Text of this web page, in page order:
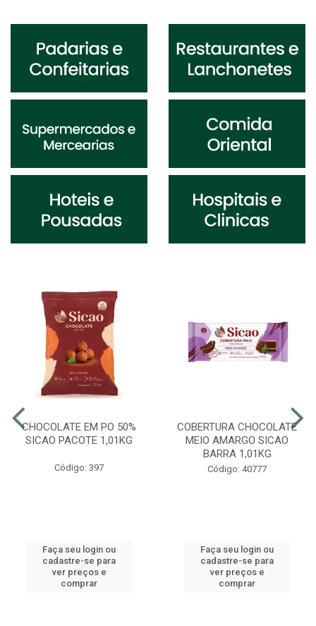
CHOCOLATE EM PO 50%
SICAO PACOTE 1,01KG
Código: 397
Faça seu login ou
cadastre-se para
ver preços e
comprar
COBERTURA CHOCOLATE
MEIO AMARGO SICAO
BARRA 1,01KG
Código: 40777
Faça seu login ou
cadastre-se para
ver preços e
comprar